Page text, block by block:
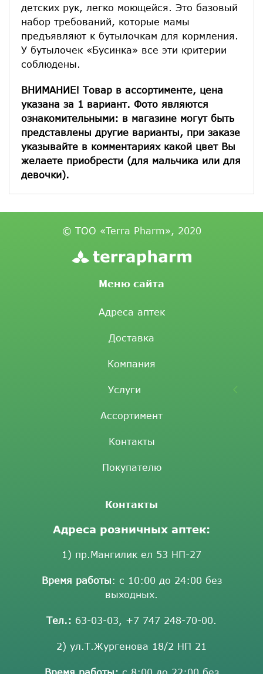
детских рук, легко моющейся. Это базовый
набор требований, которые мамы
предъявляют к бутылочкам для кормления.
У бутылочек «Бусинка» все эти критерии
соблюдены.
ВНИМАНИЕ! Товар в ассортименте, цена
указана за 1 вариант. Фото являются
ознакомительными: в магазине могут быть
представлены другие варианты, при заказе
указывайте в комментариях какой цвет Вы
желаете приобрести (для мальчика или для
девочки).
© ТОО «Terra Pharm», 2020
Меню сайта
Адреса аптек
Доставка
Компания
Услуги
Ассортимент
Контакты
Покупателю
Контакты
Адреса розничных аптек:
1) пр.Мангилик ел 53 НП-27
Время работы: с 10:00 до 24:00 без
выходных.
Тел.: 63-03-03, +7 747 248-70-00.
2) ул.Т.Жургенова 18/2 НП 21